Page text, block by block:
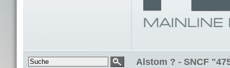
Alstom ? - SNCF